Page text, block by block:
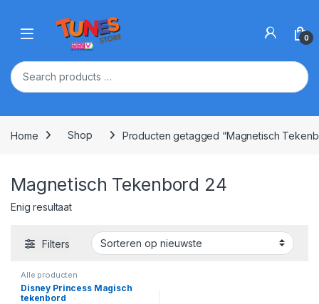
Open 0
Home Shop Producten getagged “Magnetisch
Magnetisch Tekenbord 24
Enig resultaat
Filters
Alle producten
Disney Princess Magisch
tekenbord